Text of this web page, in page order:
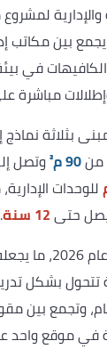
والإدارية
بين مكاتب
في
مباشرة
بثلاثة
من90 م² وتصل
للوحدات
حتى12 سنة
.
وتسليم متوقع
بشكل
وتجمع بين
في موقع